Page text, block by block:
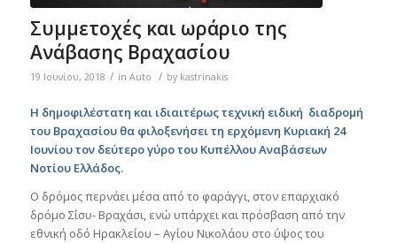
Συμμετοχές και ωράριο της
Ανάβασης Βραχασίου
19 Ιουνίου, 2018 / in Auto / by kastrinakis
Η δημοφιλέστατη και ιδιαιτέρως τεχνική ειδική διαδρομή
του Βραχασίου θα φιλοξενήσει τη ερχόμενη Κυριακή 24
Ιουνίου τον δεύτερο γύρο του Κυπέλλου Αναβάσεων
Νοτίου Ελλάδος.
Ο δρόμος περνάει μέσα από το φαράγγι, στον επαρχιακό
δρόμο Σίσυ- Βραχάσι, ενώ υπάρχει και πρόσβαση από την
εθνική οδό Ηρακλείου – Αγίου Νικολάου στο ύψος του